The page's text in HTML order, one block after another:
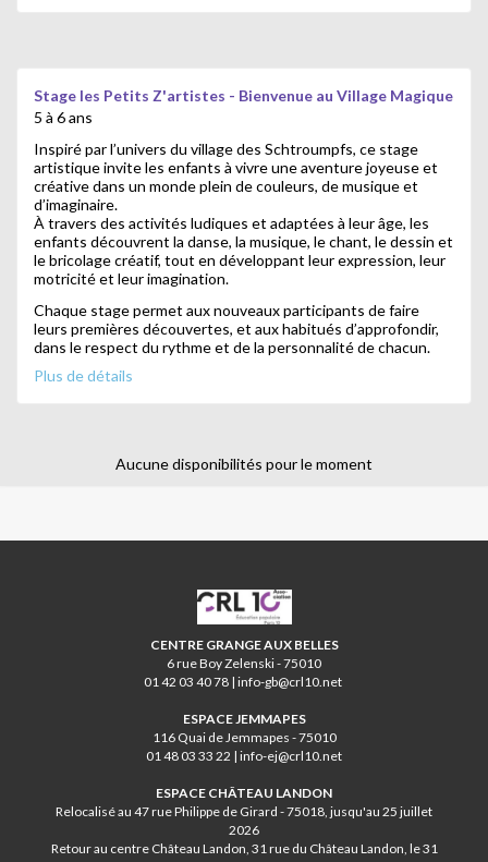
Stage les Petits Z'artistes - Bienvenue au Village Magique
5 à 6 ans
Inspiré par l’univers du village des Schtroumpfs, ce stage
artistique invite les enfants à vivre une aventure joyeuse et
créative dans un monde plein de couleurs, de musique et
d’imaginaire.
À travers des activités ludiques et adaptées à leur âge, les
enfants découvrent la danse, la musique, le chant, le dessin et
le bricolage créatif, tout en développant leur expression, leur
motricité et leur imagination.
Chaque stage permet aux nouveaux participants de faire
leurs premières découvertes, et aux habitués d’approfondir,
dans le respect du rythme et de la personnalité de chacun.
Notre objectif : découvrir, créer et s’exprimer en s’amusant !
- Bricolage créatif et dessin
Plus de détails
Aucune disponibilités pour le moment
CRL10
CENTRE GRANGE AUX BELLES
6 rue Boy Zelenski - 75010
01 42 03 40 78 | info-gb@crl10.net
ESPACE JEMMAPES
116 Quai de Jemmapes - 75010
01 48 03 33 22 | info-ej@crl10.net
ESPACE CHÂTEAU LANDON
Relocalisé au 47 rue Philippe de Girard - 75018, jusqu'au 25 juillet
2026
Retour au centre Château Landon, 31 rue du Château Landon, le 31